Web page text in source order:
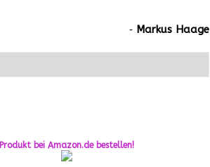
‐ Markus Haage
Produkt bei Amazon.de bestellen!